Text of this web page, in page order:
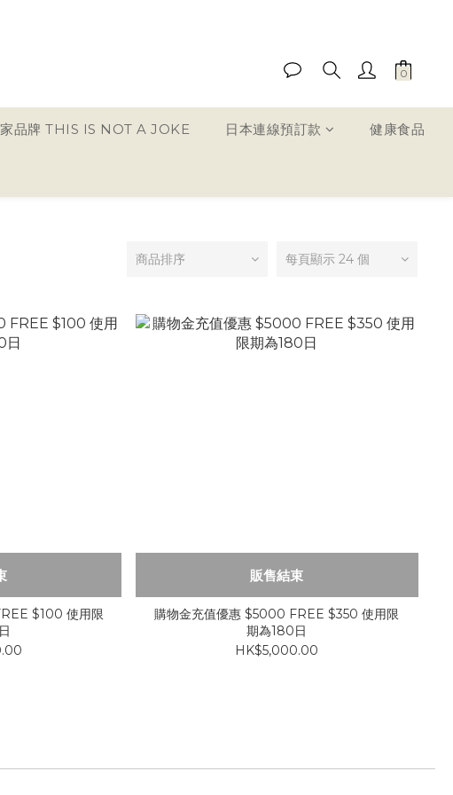
家品牌 THIS IS NOT A JOKE 日本連線預訂款 健康食品
商品排序 每頁顯示 24 個
$100 使用限
販售結束
購物金充值優惠 $5000 FREE $350 使用限
期為180日
HK$5,000.00